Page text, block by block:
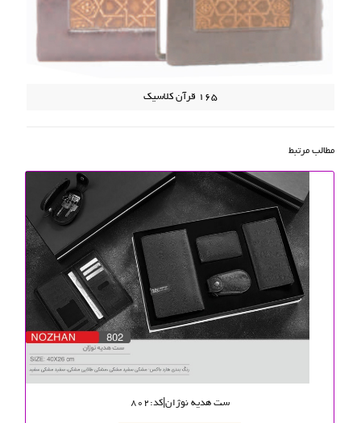
165 قرآن کلاسیک
مطالب مرتبط
ست هدیه نوژان|کد:802